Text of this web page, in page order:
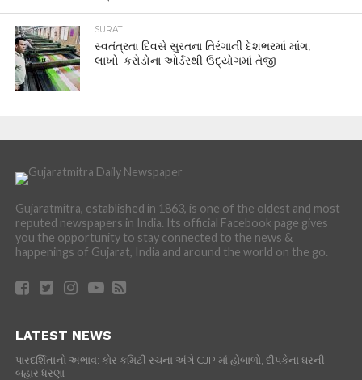
SURAT
સ્વતંત્રતા દિવસે સુરતના તિરંગાની દેશભરમાં માંગ,
લાખો-કરોડોના ઓર્ડરથી ઉદ્યોગમાં તેજી
Gujaratmitra, established in 1863, is one of the oldest and most
reputed newspapers in India. Its official Facebook page gives
you the opportunity to stay connected to the news &
happenings of Gujarat, India and around the world on the go.
LATEST NEWS
પારદર્શિતાનો અભાવ: કોર કમિટી રચના અંગે CJP માં હોબાળો, દીપકેના ઘરની
બહાર ધરણા